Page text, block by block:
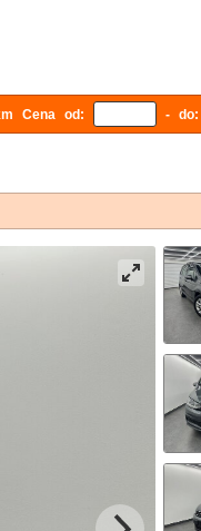
Cena od: - do: